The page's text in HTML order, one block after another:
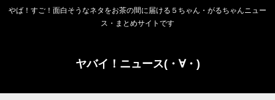
やば！すご！面白そうなネタをお茶の間に届ける５ちゃん・がるちゃんニュー
ス・まとめサイトです
ヤバイ！ニュース(・∀・)